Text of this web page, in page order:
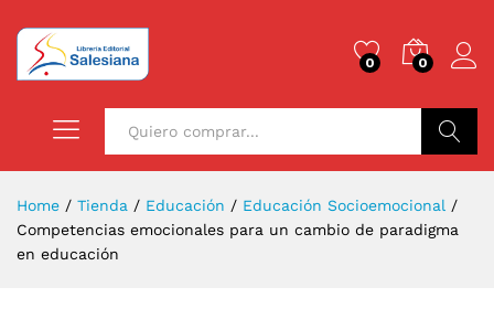
0 0
Home / Tienda / Educación / Educación Socioemocional /
Competencias emocionales para un cambio de paradigma
en educación